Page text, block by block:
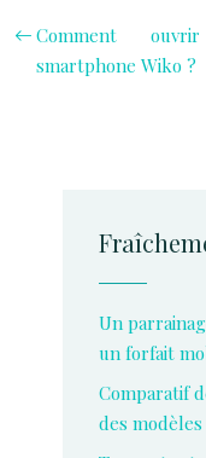
Comment
smartphone Wiko ?
Un
un forfait
Comparatif
des modèles